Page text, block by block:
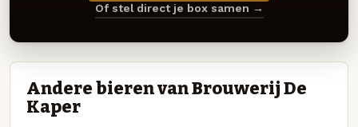
Of stel direct je box samen →
Andere bieren van Brouwerij De
Kaper